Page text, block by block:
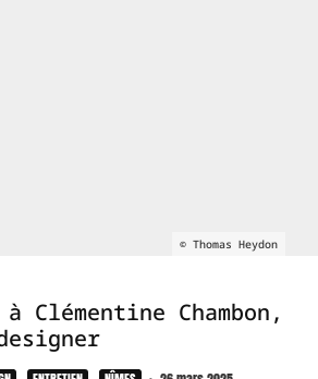
© Thomas Heydon
Clémentine Chambon,